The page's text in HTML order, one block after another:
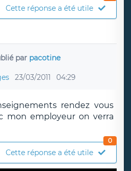
Cette réponse a été utile
par pacotine
23/03/2011 04:29
rendez vous
mon employeur on verra
Cette réponse a été utile
0